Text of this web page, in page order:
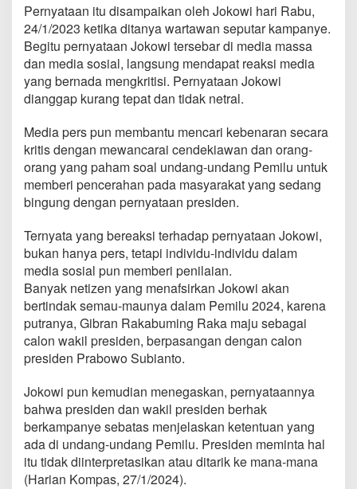
Pernyataan itu disampaikan oleh Jokowi hari Rabu,
24/1/2023 ketika ditanya wartawan seputar kampanye.
Begitu pernyataan Jokowi tersebar di media massa
dan media sosial, langsung mendapat reaksi media
yang bernada mengkritisi. Pernyataan Jokowi
dianggap kurang tepat dan tidak netral.
Media pers pun membantu mencari kebenaran secara
kritis dengan mewancarai cendekiawan dan orang-
orang yang paham soal undang-undang Pemilu untuk
memberi pencerahan pada masyarakat yang sedang
bingung dengan pernyataan presiden.
Ternyata yang bereaksi terhadap pernyataan Jokowi,
bukan hanya pers, tetapi individu-individu dalam
media sosial pun memberi penilaian.
Banyak netizen yang menafsirkan Jokowi akan
bertindak semau-maunya dalam Pemilu 2024, karena
putranya, Gibran Rakabuming Raka maju sebagai
calon wakil presiden, berpasangan dengan calon
presiden Prabowo Subianto.
Jokowi pun kemudian menegaskan, pernyataannya
bahwa presiden dan wakil presiden berhak
berkampanye sebatas menjelaskan ketentuan yang
ada di undang-undang Pemilu. Presiden meminta hal
itu tidak diinterpretasikan atau ditarik ke mana-mana
(Harian Kompas, 27/1/2024).